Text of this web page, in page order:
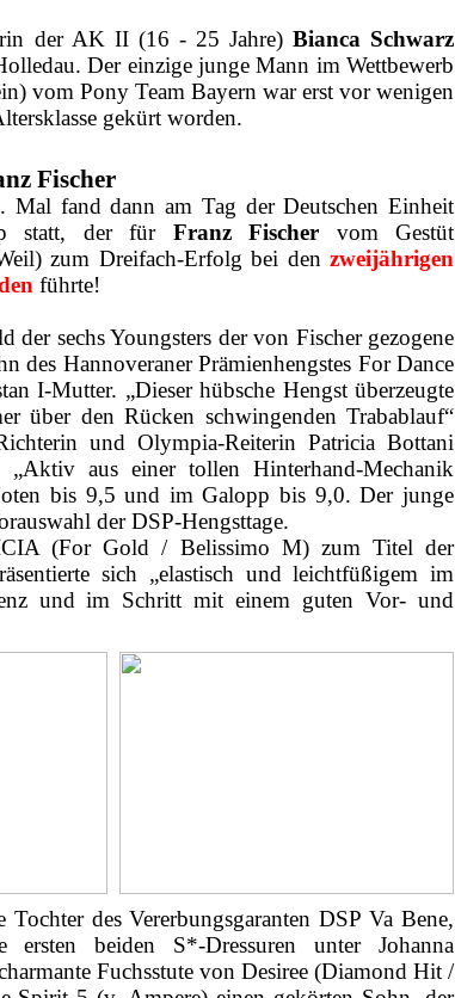
der AK II (16 - 25 Jahre) Bianca Schwarz
Der einzige junge Mann im Wettbewerb
vom Pony Team Bayern war erst vor wenigen
gekürt worden.
Fischer
Mal fand dann am Tag der Deutschen Einheit
statt, der für Franz Fischer vom Gestüt
zum Dreifach-Erfolg bei den zweijährigen
führte!
der sechs Youngsters der von Fischer gezogene
des Hannoveraner Prämienhengstes For Dance
I-Mutter. „Dieser hübsche Hengst überzeugte
über den Rücken schwingenden Trabablauf“
und Olympia-Reiterin Patricia Bottani
„Aktiv aus einer tollen Hinterhand-Mechanik
bis 9,5 und im Galopp bis 9,0. Der junge
der DSP-Hengsttage.
(For Gold / Belissimo M) zum Titel der
sich „elastisch und leichtfüßigem im
und im Schritt mit einem guten Vor- und
Tochter des Vererbungsgaranten DSP Va Bene,
ersten beiden S*-Dressuren unter Johanna
Fuchsstute von Desiree (Diamond Hit /